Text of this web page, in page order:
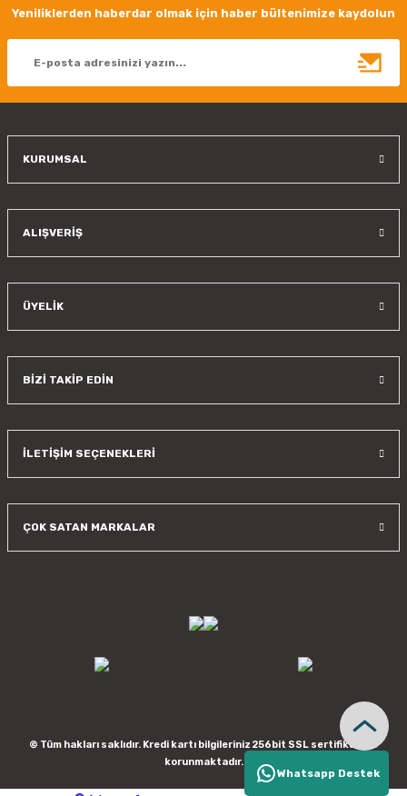
Yeniliklerden haberdar olmak için haber bültenimize kaydolun
KURUMSAL
ALIŞVERİŞ
ÜYELİK
BİZİ TAKİP EDİN
İLETİŞİM SEÇENEKLERİ
ÇOK SATAN MARKALAR
© Tüm hakları saklıdır. Kredi kartı bilgileriniz 256bit SSL sertifikası ile
korunmaktadır.
Whatsapp Destek